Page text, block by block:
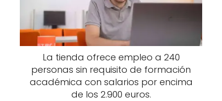
La tienda ofrece empleo a 240
personas sin requisito de formación
académica con salarios por encima
de los 2.900 euros.